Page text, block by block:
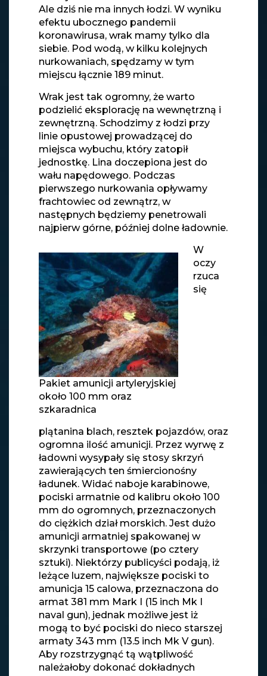
Ale dziś nie ma innych łodzi. W wyniku
efektu ubocznego pandemii
koronawirusa, wrak mamy tylko dla
siebie. Pod wodą, w kilku kolejnych
nurkowaniach, spędzamy w tym
miejscu łącznie 189 minut.
Wrak jest tak ogromny, że warto
podzielić eksplorację na wewnętrzną i
zewnętrzną. Schodzimy z łodzi przy
linie opustowej prowadzącej do
miejsca wybuchu, który zatopił
jednostkę. Lina doczepiona jest do
wału napędowego. Podczas
pierwszego nurkowania opływamy
frachtowiec od zewnątrz, w
następnych będziemy penetrowali
najpierw górne, później dolne ładownie.
Pakiet amunicji artyleryjskiej
około 100 mm oraz
szkaradnica
W
oczy
rzuca
się
plątanina blach, resztek pojazdów, oraz
ogromna ilość amunicji. Przez wyrwę z
ładowni wysypały się stosy skrzyń
zawierających ten śmiercionośny
ładunek. Widać naboje karabinowe,
pociski armatnie od kalibru około 100
mm do ogromnych, przeznaczonych
do ciężkich dział morskich. Jest dużo
amunicji armatniej spakowanej w
skrzynki transportowe (po cztery
sztuki). Niektórzy publicyści podają, iż
leżące luzem, największe pociski to
amunicja 15 calowa, przeznaczona do
armat 381 mm Mark I (15 inch Mk I
naval gun), jednak możliwe jest iż
mogą to być pociski do nieco starszej
armaty 343 mm (13.5 inch Mk V gun).
Aby rozstrzygnąć tą wątpliwość
należałoby dokonać dokładnych